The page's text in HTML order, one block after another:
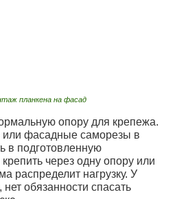
планкена на фасад
опору для крепежа.
фасадные саморезы в
в подготовленную
через одну опору или
распределит нагрузку. У
обязанности спасать